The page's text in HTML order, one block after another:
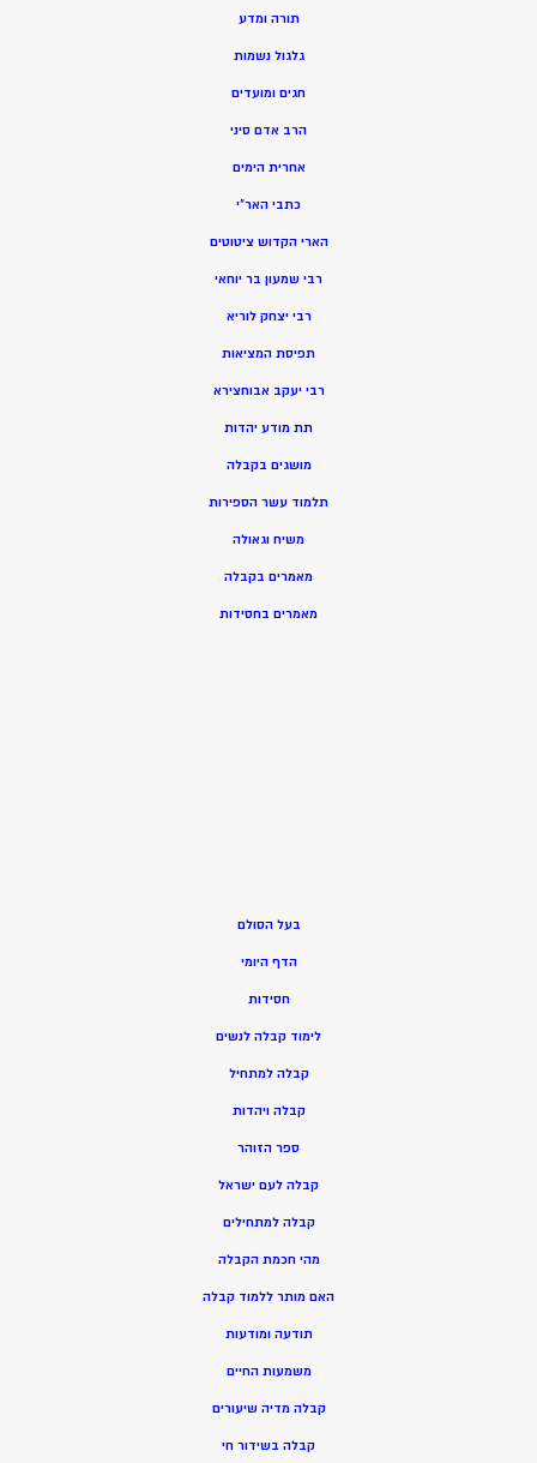
תורה ומדע
גלגול נשמות
חגים ומועדים
הרב אדם סיני
אחרית הימים
כתבי האר”י
הארי הקדוש ציטוטים
רבי שמעון בר יוחאי
רבי יצחק לוריא
תפיסת המציאות
רבי יעקב אבוחצירא
תת מודע יהדות
מושגים בקבלה
תלמוד עשר הספירות
משיח וגאולה
מאמרים בקבלה
מאמרים בחסידות
בעל הסולם
הדף היומי
חסידות
לימוד קבלה לנשים
קבלה למתחיל
קבלה ויהדות
ספר הזוהר
קבלה לעם ישראל
קבלה למתחילים
מהי חכמת הקבלה
האם מותר ללמוד קבלה
תודעה ומודעות
משמעות החיים
קבלה מדיה שיעורים
קבלה בשידור חי